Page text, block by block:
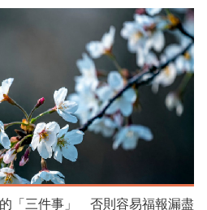
「三件事」 否則容易福報漏盡